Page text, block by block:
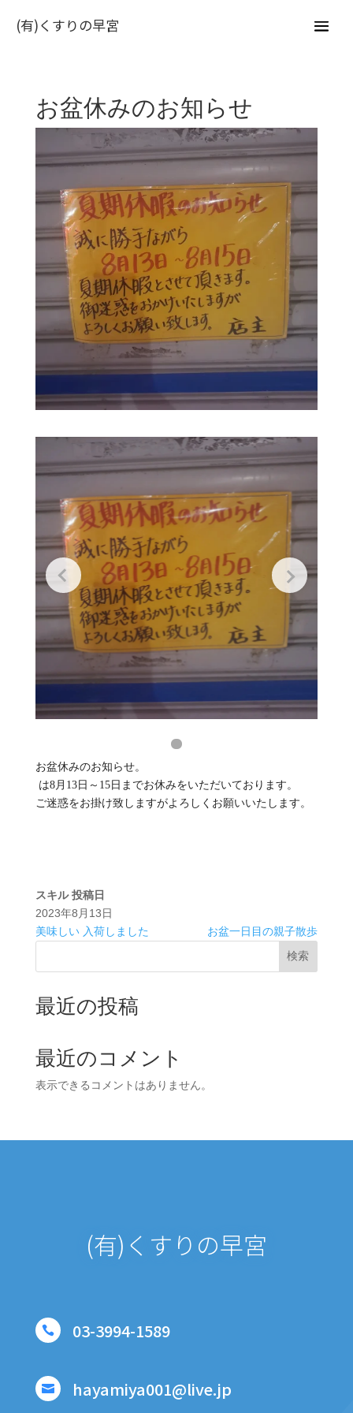
(有)くすりの早宮
お盆休みのお知らせ
お盆休みのお知らせ。⁡
⁡ は8月13日～15日までお休みをいただいております。⁡
⁡ご迷惑をお掛け致しますがよろしくお願いいたします。⁡
スキル 投稿日
2023年8月13日
美味しい 入荷しました
お盆一日目の親子散歩⁡
検索
最近の投稿
最近のコメント
表示できるコメントはありません。
(有)くすりの早宮
 03-3994-1589
 hayamiya001@live.jp